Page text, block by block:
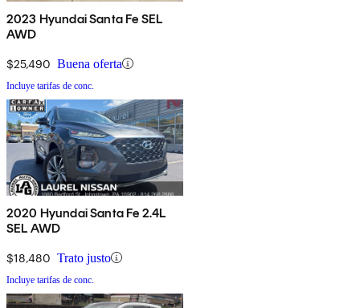
2023 Hyundai Santa Fe SEL
AWD
$25,490 Buena oferta
Incluye tarifas de conc.
2020 Hyundai Santa Fe 2.4L
SEL AWD
$18,480 Trato justo
Incluye tarifas de conc.